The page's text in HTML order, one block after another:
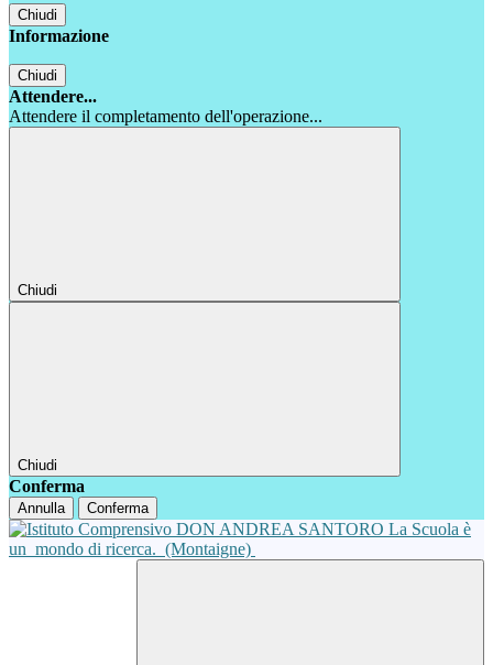
Chiudi
Informazione
Chiudi
Attendere...
Attendere il completamento dell'operazione...
Chiudi
Chiudi
Conferma
Annulla Conferma
La Scuola è
un mondo di ricerca. (Montaigne)